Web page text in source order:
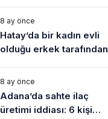
8 ay önce
Hatay’da bir kadın evli
olduğu erkek tarafından
8 ay önce
Adana’da sahte ilaç
üretimi iddiası: 6 kişi